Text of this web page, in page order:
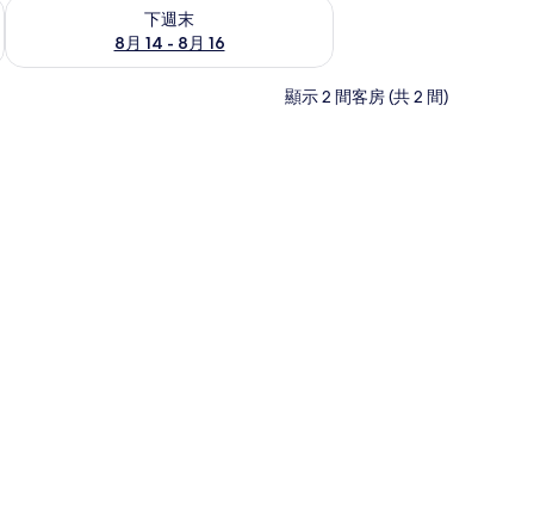
下週末
8月 14 - 8月 16
查看下週末 (8月 14 - 8月 16) 的供應情況
顯示 2 間客房 (共 2 間)